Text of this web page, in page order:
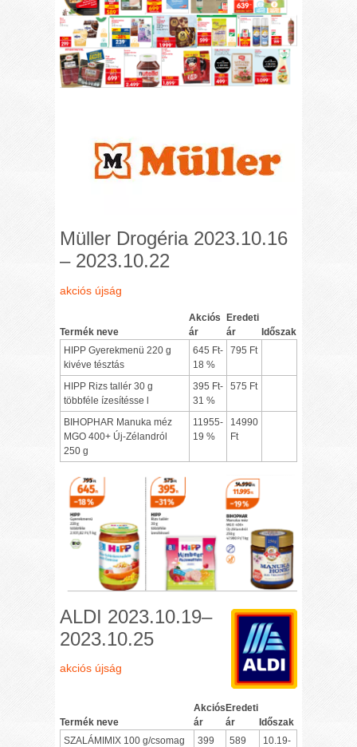
Müller Drogéria 2023.10.16
– 2023.10.22
akciós újság
Termék neve
Akciós
ár
Eredeti
ár
Időszak
HIPP Gyerekmenü 220 g
kivéve tésztás
645 Ft-
18 %
795 Ft
HIPP Rizs tallér 30 g
többféle ízesítésse l
395 Ft-
31 %
575 Ft
BIHOPHAR Manuka méz
MGO 400+ Új-Zélandról
250 g
11955-
19 %
14990
Ft
ALDI 2023.10.19–
2023.10.25
akciós újság
Termék neve
Akciós
ár
Eredeti
ár
Időszak
SZALÁMIMIX 100 g/csomag
399
589
10.19-